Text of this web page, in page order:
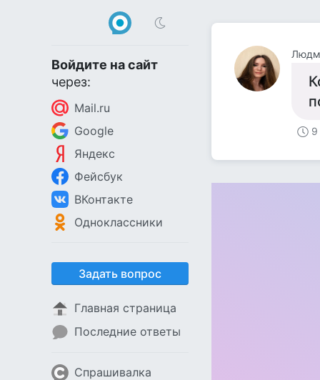
Войдите на сайт
через:
Mail.ru
Google
Яндекс
Фейсбук
ВКонтакте
Одноклассники
Задать вопрос
Главная страница
Последние ответы
Спрашивалка
9